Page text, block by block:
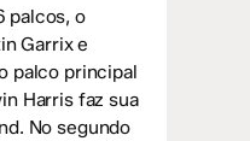
palcos, o
Garrix e
palco principal
Harris faz sua
No segundo